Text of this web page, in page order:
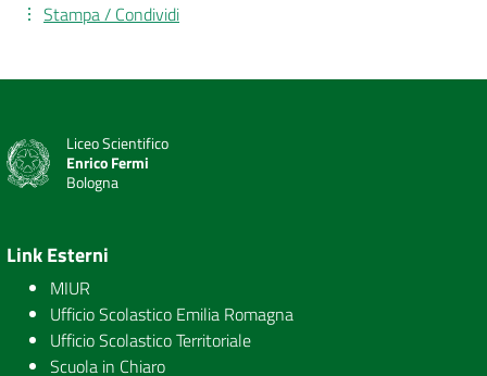
Stampa / Condividi
Liceo Scientifico
Enrico Fermi
Bologna
Link Esterni
MIUR
Ufficio Scolastico Emilia Romagna
Ufficio Scolastico Territoriale
Scuola in Chiaro